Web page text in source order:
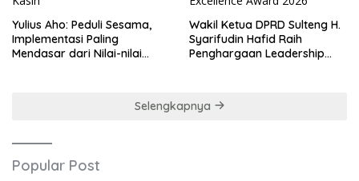
Yulius Aho: Peduli Sesama,
Implementasi Paling
Mendasar dari Nilai-nilai
Wakil Ketua DPRD Sulteng H.
Syarifudin Hafid Raih
Penghargaan Leadership
Selengkapnya
Popular Post